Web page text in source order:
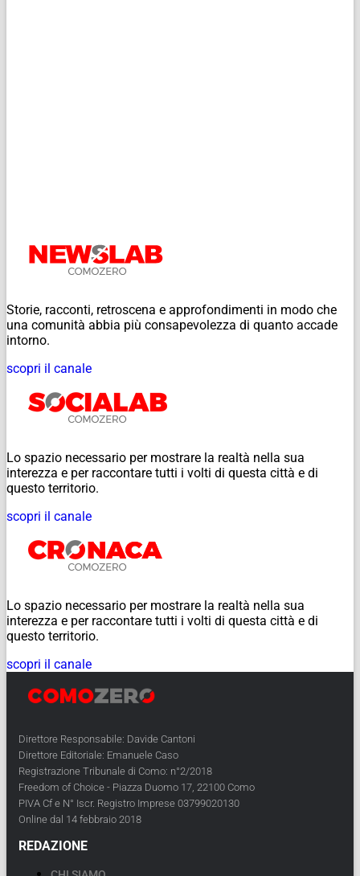
Storie, racconti, retroscena e approfondimenti in modo che
una comunità abbia più consapevolezza di quanto accade
intorno.
scopri il canale
Lo spazio necessario per mostrare la realtà nella sua
interezza e per raccontare tutti i volti di questa città e di
questo territorio.
scopri il canale
Lo spazio necessario per mostrare la realtà nella sua
interezza e per raccontare tutti i volti di questa città e di
questo territorio.
scopri il canale
Direttore Responsabile: Davide Cantoni
Direttore Editoriale: Emanuele Caso
Registrazione Tribunale di Como: n°2/2018
Freedom of Choice - Piazza Duomo 17, 22100 Como
PIVA Cf e N° Iscr. Registro Imprese 03799020130
Online dal 14 febbraio 2018
REDAZIONE